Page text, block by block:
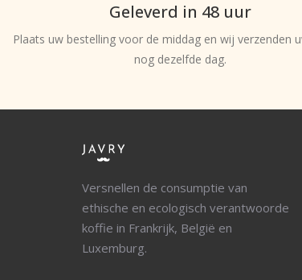
Geleverd in 48 uur
Plaats uw bestelling voor de middag en wij verzenden
nog dezelfde dag.
Versnellen de consumptie van
ethische en ecologisch verantwoorde
koffie in Frankrijk, België en
Luxemburg.